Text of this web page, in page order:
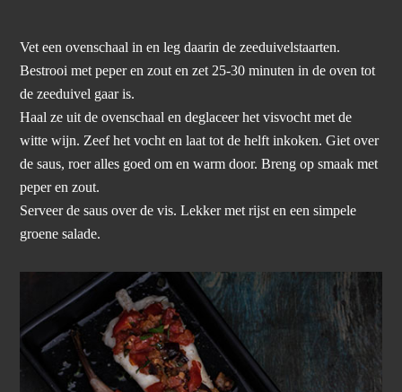
Vet een ovenschaal in en leg daarin de zeeduivelstaarten.
Bestrooi met peper en zout en zet 25-30 minuten in de oven tot
de zeeduivel gaar is.
Haal ze uit de ovenschaal en deglaceer het visvocht met de
witte wijn. Zeef het vocht en laat tot de helft inkoken. Giet over
de saus, roer alles goed om en warm door. Breng op smaak met
peper en zout.
Serveer de saus over de vis. Lekker met rijst en een simpele
groene salade.